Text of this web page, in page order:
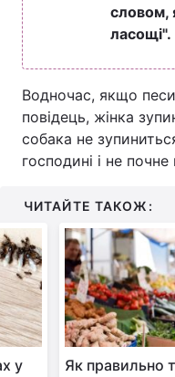
словом,
ласощі".
Водночас, якщо
повідець, жінка
собака не
господині і не
ЧИТАЙТЕ ТАКОЖ:
у
Як правильно